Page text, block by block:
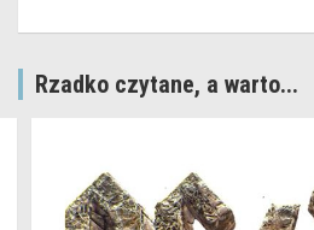
Rzadko czytane, a warto...